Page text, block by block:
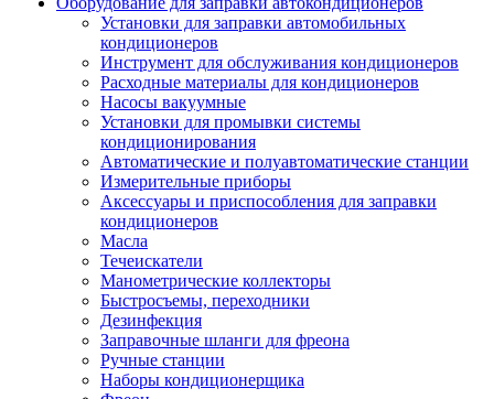
Установки для заправки автомобильных
кондиционеров
Инструмент для обслуживания кондиционеров
Расходные материалы для кондиционеров
Насосы вакуумные
Установки для промывки системы
кондиционирования
Автоматические и полуавтоматические станции
Измерительные приборы
Аксессуары и приспособления для заправки
кондиционеров
Масла
Течеискатели
Манометрические коллекторы
Быстросъемы, переходники
Дезинфекция
Заправочные шланги для фреона
Ручные станции
Наборы кондиционерщика